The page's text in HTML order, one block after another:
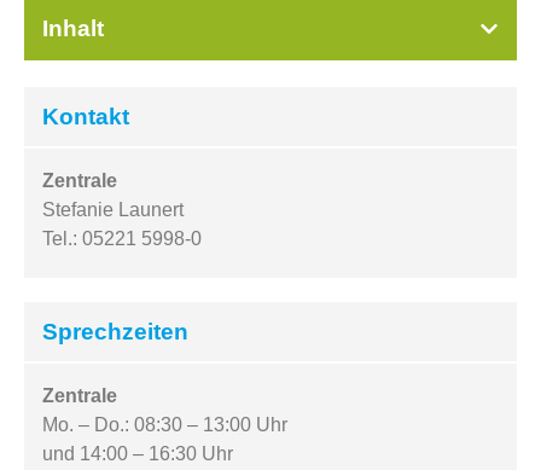
Inhalt
Kontakt
Zentrale
Stefanie Launert
Tel.: 05221 5998-0
Sprechzeiten
Zentrale
Mo. – Do.: 08:30 – 13:00 Uhr
und 14:00 – 16:30 Uhr